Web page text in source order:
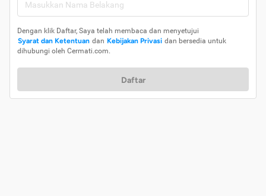
Dengan klik Daftar, Saya telah membaca dan menyetujui
Syarat dan Ketentuan dan Kebijakan Privasi dan bersedia untuk
dihubungi oleh Cermati.com.
Daftar